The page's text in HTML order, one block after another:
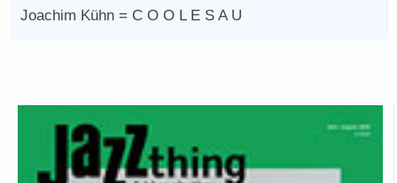
Joachim Kühn = C O O L E S A U